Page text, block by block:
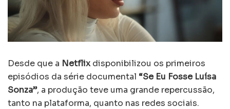
Desde que a Netflixdisponibilizou os primeiros
episódios da série documental “Se Eu Fosse Luísa
Sonza”, a produção teve uma grande repercussão,
tanto na plataforma, quanto nas redes sociais.